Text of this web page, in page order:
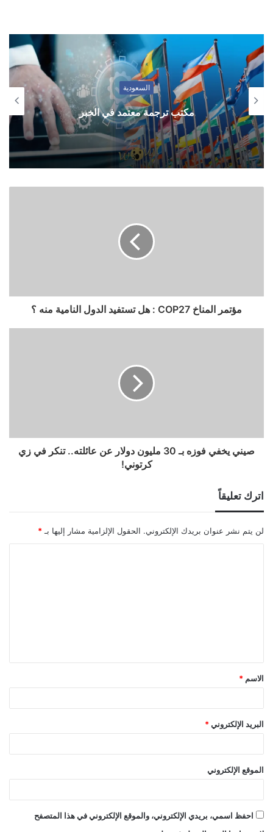
السعودية
مكتب ترجمة معتمد في الخبر
مؤتمر المناخ COP27 : هل تستفيد الدول النامية منه ؟
صيني يخفي فوزه بـ 30 مليون دولار عن عائلته.. تنكر في زي
كرتوني!
اترك تعليقاً
لن يتم نشر عنوان بريدك الإلكتروني. الحقول الإلزامية مشار إليها بـ *
ق
*
الاسم *
البريد الإلكتروني *
الموقع الإلكتروني
احفظ اسمي، بريدي الإلكتروني، والموقع الإلكتروني في هذا المتصفح